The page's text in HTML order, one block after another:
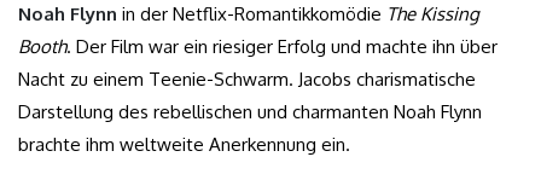
Noah Flynn in der Netflix-Romantikkomödie The Kissing
Booth. Der Film war ein riesiger Erfolg und machte ihn über
Nacht zu einem Teenie-Schwarm. Jacobs charismatische
Darstellung des rebellischen und charmanten Noah Flynn
brachte ihm weltweite Anerkennung ein.